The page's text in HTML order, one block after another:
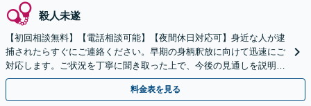
殺人未遂
【初回相談無料】【電話相談可能】【夜間休日対応可】身近な人が逮
捕されたらすぐにご連絡ください。早期の身柄釈放に向けて迅速にご
対応します。ご状況を丁寧に聞き取った上で、今後の見通しを説明し
ます。示談交渉などお任せください。
料金表を見る